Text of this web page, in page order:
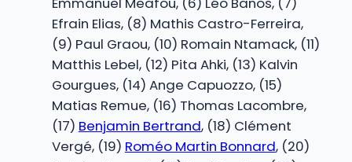
Efrain Elias, (8) Mathis Castro-Ferreira,
(9) Paul Graou, (10) Romain Ntamack, (11)
Matthis Lebel, (12) Pita Ahki, (13) Kalvin
Gourgues, (14) Ange Capuozzo, (15)
Matias Remue, (16) Thomas Lacombre,
(17) Benjamin Bertrand, (18) Clément
Vergé, (19) Roméo Martin Bonnard, (20)